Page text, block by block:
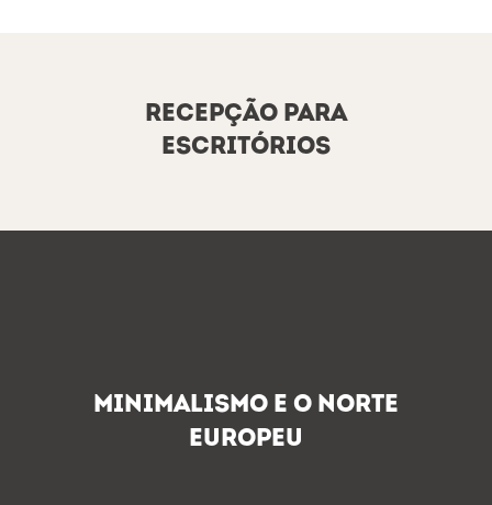
Recepção para
escritórios
minimalismo e o Norte
Europeu